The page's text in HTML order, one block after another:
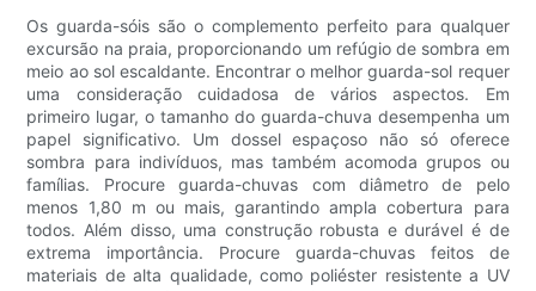
Os guarda-sóis são o complemento perfeito para qualquer
excursão na praia, proporcionando um refúgio de sombra em
meio ao sol escaldante. Encontrar o melhor guarda-sol requer
uma consideração cuidadosa de vários aspectos. Em
primeiro lugar, o tamanho do guarda-chuva desempenha um
papel significativo. Um dossel espaçoso não só oferece
sombra para indivíduos, mas também acomoda grupos ou
famílias. Procure guarda-chuvas com diâmetro de pelo
menos 1,80 m ou mais, garantindo ampla cobertura para
todos. Além disso, uma construção robusta e durável é de
extrema importância. Procure guarda-chuvas feitos de
materiais de alta qualidade, como poliéster resistente a UV